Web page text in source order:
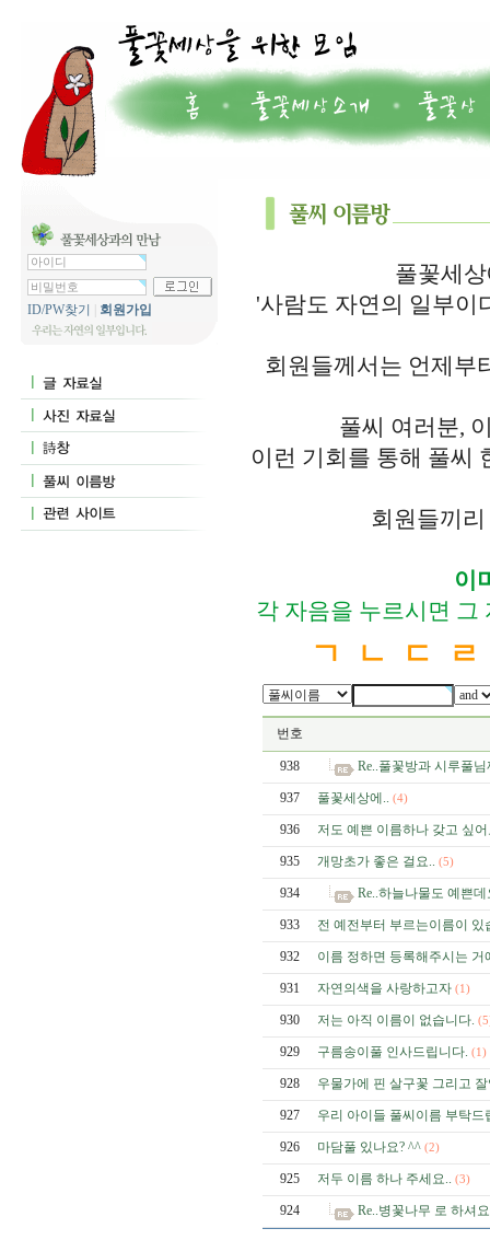
ID/PW찾기 회원가입
풀꽃세
'사람도 자연의 일부이
회원들께서는 언제부
풀씨 여러분,
이런 기회를 통해 풀씨
회원들끼
이
각 자음을 누르시면 그
ㄱ ㄴ ㄷ ㄹ
번호
938 Re..풀꽃방과 시루풀님
937 풀꽃세상에.. (4)
936 저도 예쁜 이름하나 갖고 싶어
935 개망초가 좋은 걸요.. (5)
934 Re..하늘나물도 예쁜데
933 전 예전부터 부르는이름이 있
932 이름 정하면 등록해주시는 거
931 자연의색을 사랑하고자 (1)
930 저는 아직 이름이 없습니다.
929 구름송이풀 인사드립니다. (1)
928 우물가에 핀 살구꽃 그리고
927 우리 아이들 풀씨이름 부탁드
926 마담풀 있나요? ^^ (2)
925 저두 이름 하나 주세요.. (3)
924 Re..병꽃나무 로 하셔